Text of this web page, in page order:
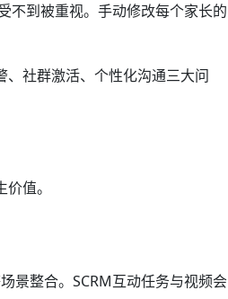
不到被重视。手动修改每个家长的
、社群激活、个性化沟通三大问
值。
景整合。SCRM互动任务与视频会